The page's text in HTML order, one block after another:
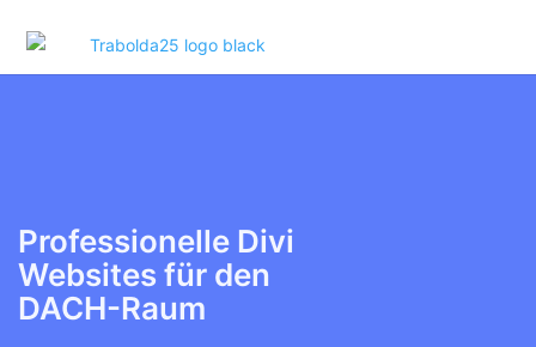
Professionelle Divi
Websites für den
DACH-Raum